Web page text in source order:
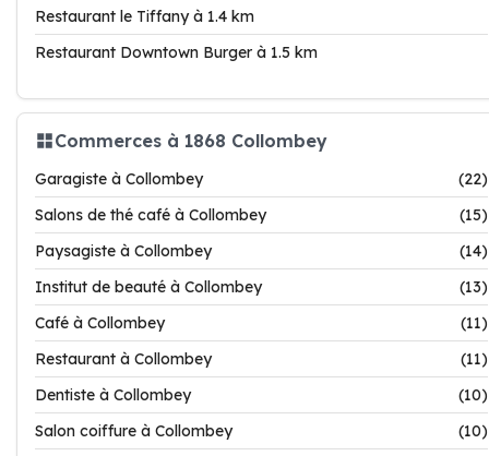
Restaurant le Tiffany à 1.4 km
Restaurant Downtown Burger à 1.5 km
Commerces à 1868 Collombey
Garagiste à Collombey
(22)
Salons de thé café à Collombey
(15)
Paysagiste à Collombey
(14)
Institut de beauté à Collombey
(13)
Café à Collombey
(11)
Restaurant à Collombey
(11)
Dentiste à Collombey
(10)
Salon coiffure à Collombey
(10)